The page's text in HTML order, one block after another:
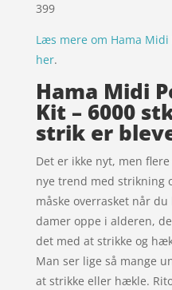
399
Læs mere om Hama Midi
her.
Hama Midi
Kit – 6000
strik er
Det er ikke nyt, men
nye trend med strikning
måske overrasket når
damer oppe i alderen,
det med at strikke og
Man ser lige så mange
at strikke eller hækle.